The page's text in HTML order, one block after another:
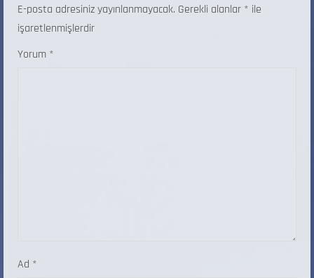
E-posta adresiniz yayınlanmayacak. Gerekli alanlar * ile
işaretlenmişlerdir
Yorum *
Ad *